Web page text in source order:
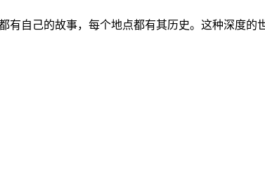
自己的故事，每个地点都有其历史。这种深度的